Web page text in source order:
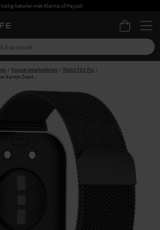
Veilig betalen met Klarna of Paypal
Huawei smartwatches
Watch Fit 5 Pro
bandje Zwart